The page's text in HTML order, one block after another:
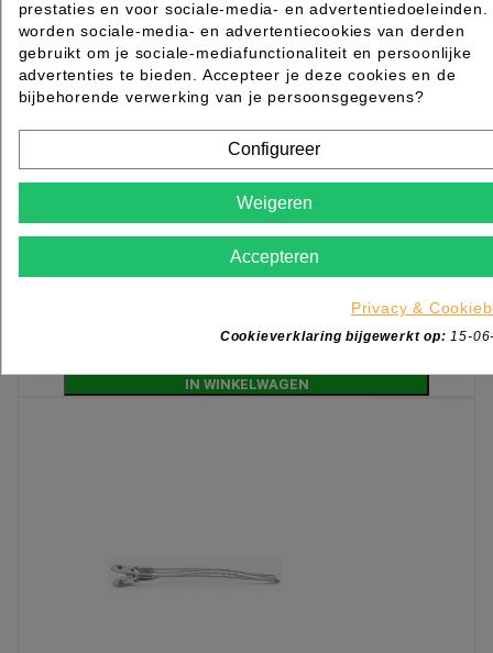
SECTIONING CLIP 3 STK
out of 5 stars based on
IN WINKELWAGEN
prestaties en voor sociale-media- en advertentiedoeleinden.
worden sociale-media- en advertentiecookies van derden
gebruikt om je sociale-mediafunctionaliteit en persoonlijke
advertenties te bieden. Accepteer je deze cookies en de
bijbehorende verwerking van je persoonsgegevens?
Configureer
Weigeren
Accepteren
Privacy &
Cookieverklaring bijgewerkt op: 15-